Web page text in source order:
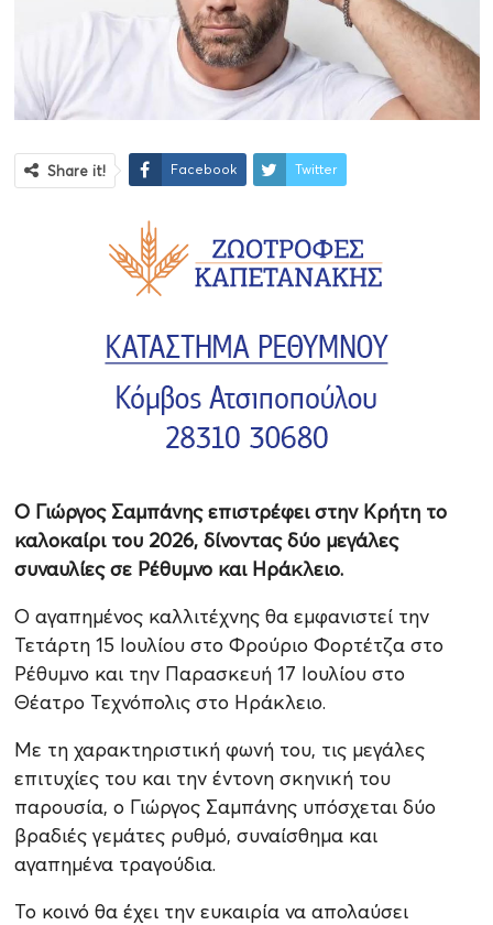
Share it! Facebook Twitter
Ο Γιώργος Σαμπάνης επιστρέφει στην Κρήτη το
καλοκαίρι του 2026, δίνοντας δύο μεγάλες
συναυλίες σε Ρέθυμνο και Ηράκλειο.
Ο αγαπημένος καλλιτέχνης θα εμφανιστεί την
Τετάρτη 15 Ιουλίου στο Φρούριο Φορτέτζα στο
Ρέθυμνο και την Παρασκευή 17 Ιουλίου στο
Θέατρο Τεχνόπολις στο Ηράκλειο.
Με τη χαρακτηριστική φωνή του, τις μεγάλες
επιτυχίες του και την έντονη σκηνική του
παρουσία, ο Γιώργος Σαμπάνης υπόσχεται δύο
βραδιές γεμάτες ρυθμό, συναίσθημα και
αγαπημένα τραγούδια.
Το κοινό θα έχει την ευκαιρία να απολαύσει